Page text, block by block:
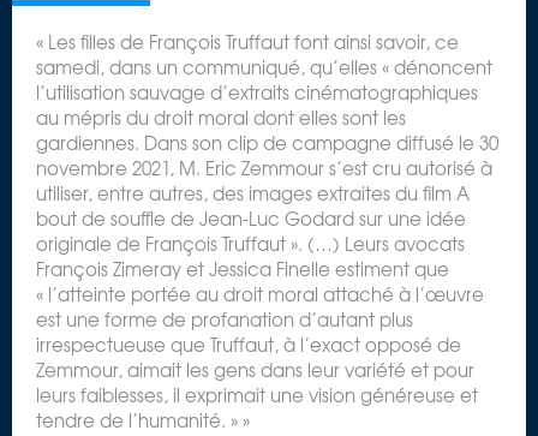
« Les filles de François Truffaut font ainsi savoir, ce
samedi, dans un communiqué, qu’elles « dénoncent
l’utilisation sauvage d’extraits cinématographiques
au mépris du droit moral dont elles sont les
gardiennes. Dans son clip de campagne diffusé le 30
novembre 2021, M. Eric Zemmour s’est cru autorisé à
utiliser, entre autres, des images extraites du film A
bout de souffle de Jean-Luc Godard sur une idée
originale de François Truffaut ». (…) Leurs avocats
François Zimeray et Jessica Finelle estiment que
« l’atteinte portée au droit moral attaché à l’œuvre
est une forme de profanation d’autant plus
irrespectueuse que Truffaut, à l’exact opposé de
Zemmour, aimait les gens dans leur variété et pour
leurs faiblesses, il exprimait une vision généreuse et
tendre de l’humanité. » »